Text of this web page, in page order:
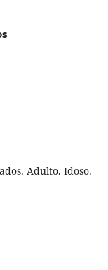
Adulto. Idoso.